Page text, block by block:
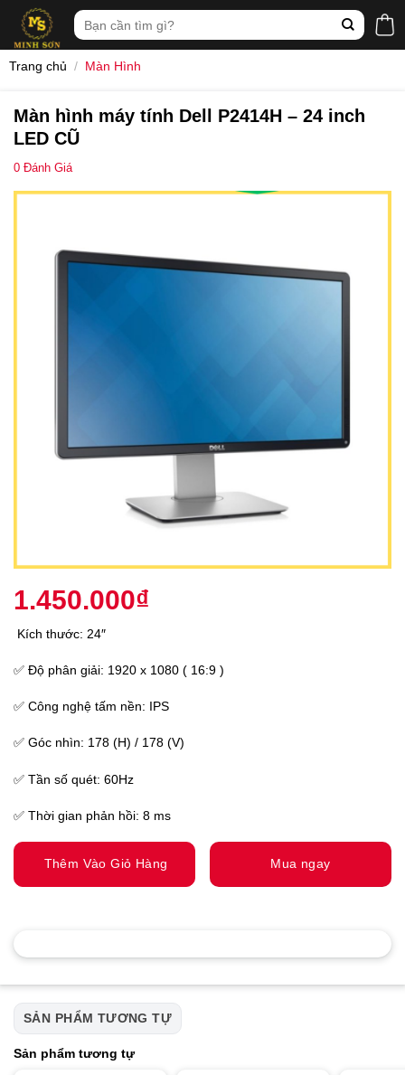
content
Tìm
kiếm:
Trang chủ / Màn Hình
Màn hình máy tính Dell P2414H – 24 inch
LED CŨ
0 Đánh Giá
1.450.000₫
Kích thước: 24″
✅ Độ phân giải: 1920 x 1080 ( 16:9 )
✅ Công nghệ tấm nền: IPS
✅ Góc nhìn: 178 (H) / 178 (V)
✅ Tần số quét: 60Hz
✅ Thời gian phản hồi: 8 ms
Thêm Vào Giỏ Hàng Mua ngay
SẢN PHẨM TƯƠNG TỰ
Sản phẩm tương tự